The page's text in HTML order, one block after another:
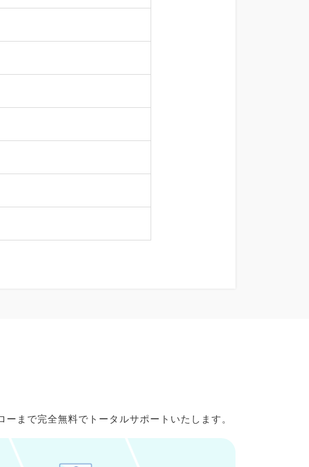
まで完全無料でトータルサポートいたします。